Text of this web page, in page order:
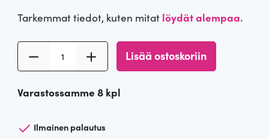
Tarkemmat tiedot, kuten mitat löydät alempaa.
p
n
Lisää ostoskoriin
Varastossamme 8 kpl
Ilmainen palautus